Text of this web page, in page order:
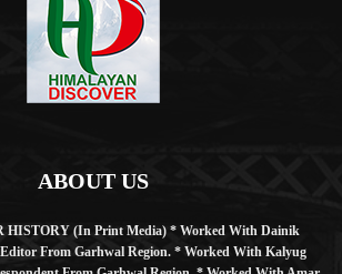
ABOUT US
HISTORY (in Print Media) * Worked With Dainik
From Garhwal Region. * Worked With Kalyug